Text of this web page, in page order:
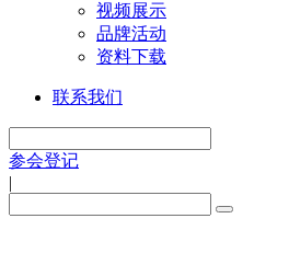
视频展示
品牌活动
资料下载
联系我们
参会登记
|